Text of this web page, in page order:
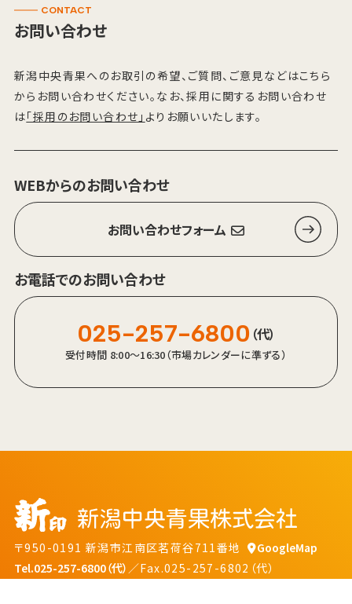
CONTACT
お問い合わせ
新潟中央青果へのお取引の希望、ご質問、ご意見などはこちら
からお問い合わせください。なお、採用に関するお問い合わせ
は「採用のお問い合わせ」 よりお願いいたします。
WEBからのお問い合わせ
お問い合わせフォーム
お電話でのお問い合わせ
025-257-6800 （代）
受付時間 8:00～16:30（市場カレンダーに準ずる）
〒950-0191 新潟市江南区茗荷谷711番地
GoogleMap
Tel.025-257-6800（代） ／Fax.025-257-6802（代）